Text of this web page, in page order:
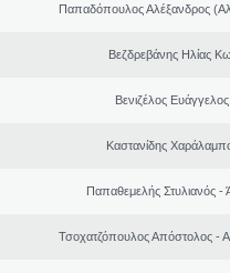
Παπαδόπουλος Αλέξανδρος
Βεζδρεβάνης Ηλίας
Βενιζέλος
Καστανίδης
Παπαθεμελής Στυλιανός -
Τσοχατζόπουλος Απόστολος -